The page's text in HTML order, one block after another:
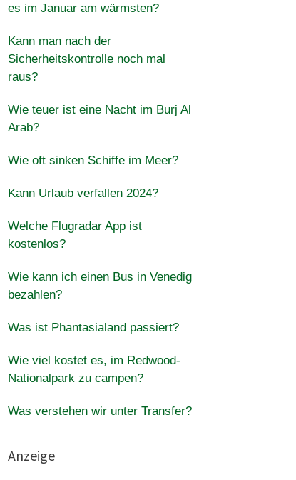
es im Januar am wärmsten?
Kann man nach der
Sicherheitskontrolle noch mal
raus?
Wie teuer ist eine Nacht im Burj Al
Arab?
Wie oft sinken Schiffe im Meer?
Kann Urlaub verfallen 2024?
Welche Flugradar App ist
kostenlos?
Wie kann ich einen Bus in Venedig
bezahlen?
Was ist Phantasialand passiert?
Wie viel kostet es, im Redwood-
Nationalpark zu campen?
Was verstehen wir unter Transfer?
Anzeige